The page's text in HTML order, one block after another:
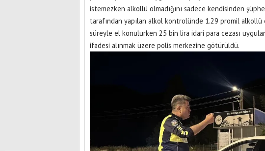
istemezken alkollü olmadığını sadece kendisinden
tarafından yapılan alkol kontrolünde 1.29 promil
süreyle el konulurken 25 bin lira idari para cezası
ifadesi alınmak üzere polis merkezine götürüldü.